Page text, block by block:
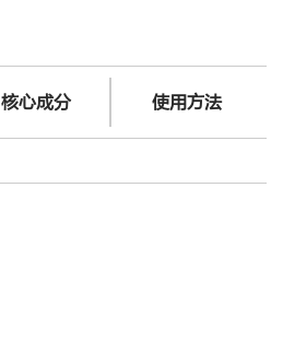
核心成分 使用方法